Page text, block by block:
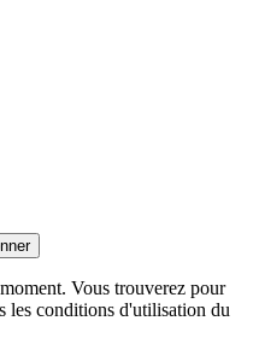
Vous trouverez pour
les conditions d'utilisation du